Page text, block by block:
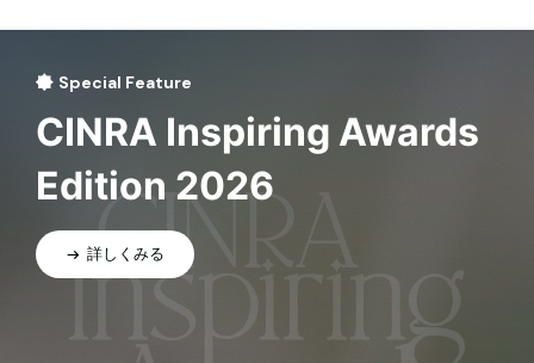
Special Feature
CINRA Inspiring Awards
Edition 2026
詳しくみる